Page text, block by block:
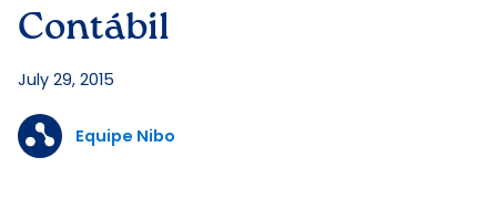
Contábil
July 29, 2015
Equipe Nibo